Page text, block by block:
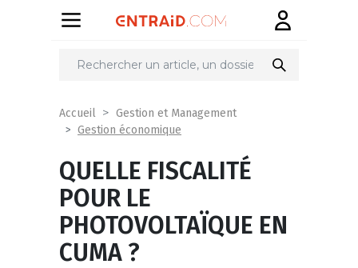
Partager
Accueil
Gestion et Management
Gestion économique
QUELLE FISCALITÉ
POUR LE
PHOTOVOLTAÏQUE EN
CUMA ?